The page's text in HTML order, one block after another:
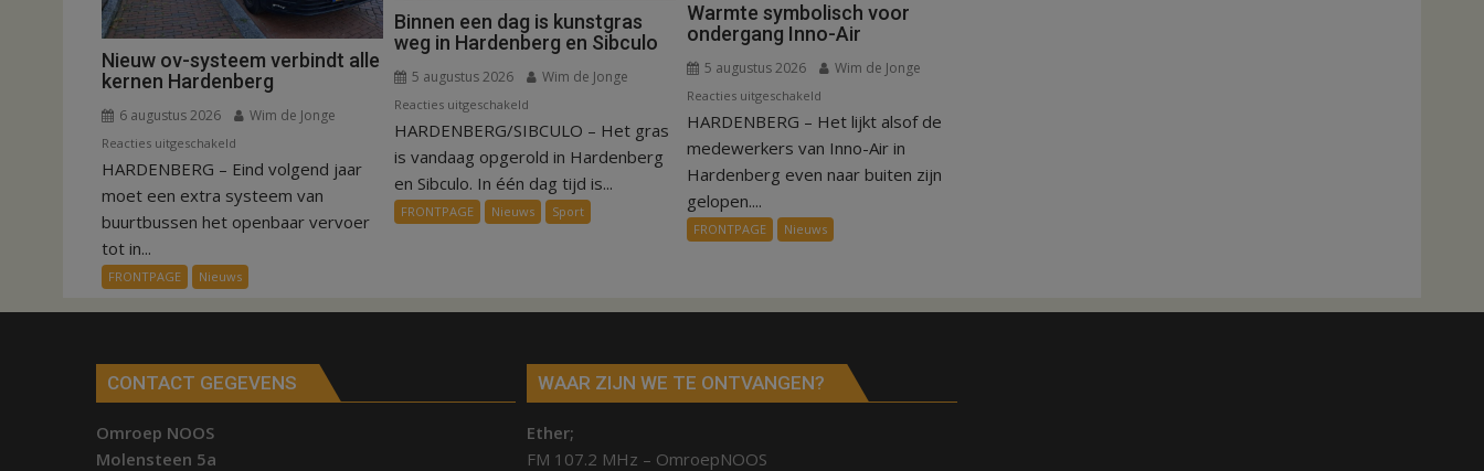
Nieuw ov-systeem verbindt alle
kernen Hardenberg
6 augustus 2026 Wim de Jonge
Reacties uitgeschakeld
Nieuw
ov-
systeem
verbindt
alle
kernen
Hardenberg
HARDENBERG – Eind volgend jaar
moet een extra systeem van
buurtbussen het openbaar vervoer
tot in...
FRONTPAGE Nieuws
Binnen een dag is kunstgras
weg in Hardenberg en Sibculo
5 augustus 2026 Wim de Jonge
Reacties uitgeschakeld
Binnen
een
dag
is
kunstgras
HARDENBERG/SIBCULO – Het gras
is vandaag opgerold in Hardenberg
en Sibculo. In één dag tijd is...
FRONTPAGE Nieuws Sport
Warmte symbolisch voor
ondergang Inno-Air
5 augustus 2026 Wim de Jonge
Reacties uitgeschakeld
Warmte
symbolisch
Inno-
Air
HARDENBERG – Het lijkt alsof de
medewerkers van Inno-Air in
Hardenberg even naar buiten zijn
gelopen....
FRONTPAGE Nieuws
CONTACT GEGEVENS
Omroep NOOS
Molensteen 5a
WAAR ZIJN WE TE ONTVANGEN?
Ether;
FM 107.2 MHz – OmroepNOOS